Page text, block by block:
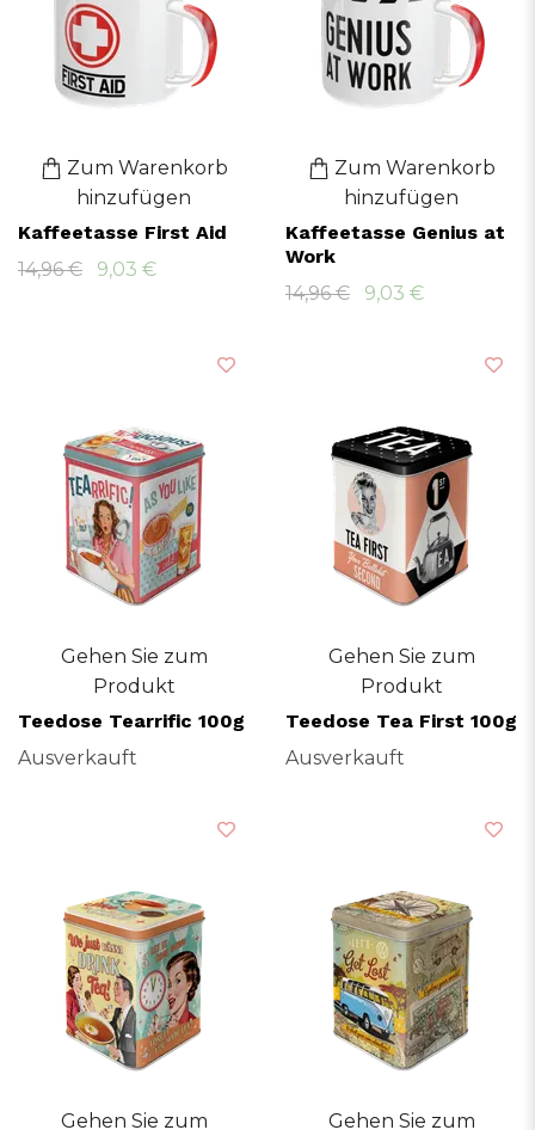
Zum Warenkorb
hinzufügen
Kaffeetasse First Aid
14,96 €
9,03 €
Zum Warenkorb
hinzufügen
Kaffeetasse Genius at
Work
14,96 €
9,03 €
Gehen Sie zum
Produkt
Teedose Tearrific 100g
Ausverkauft
Gehen Sie zum
Produkt
Teedose Tea First 100g
Ausverkauft
Gehen Sie zum
Gehen Sie zum